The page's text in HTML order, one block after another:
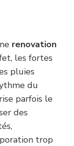
renovation
les fortes
pluies
du
parfois le
des
trop